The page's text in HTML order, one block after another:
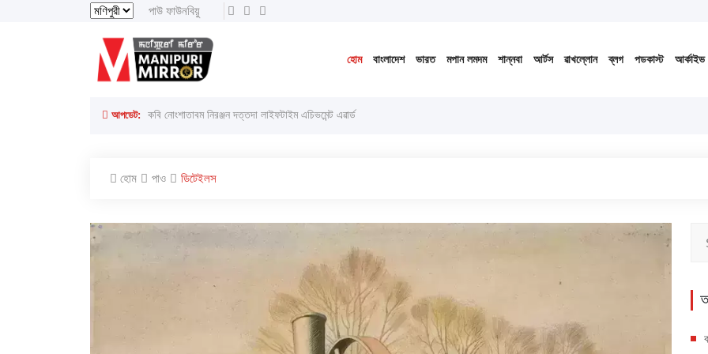
পাউ ফাউনবিয়ু
থাংজা, ৮ অগাস্ট ২০২৬ ইং
হোম বাংলাদেশ ভারত মপান লমদম শান্নবা আর্টস ৱাখল্লোন ব্লগ পডকাস্ট আর্কাইভ
আপডেট: লাইরেল্লাকপম হেরামনিগী '' অতিয়াগী তেলেঙ্গা '' ফোঙখ্রে
হোম পাও ডিটেইলস